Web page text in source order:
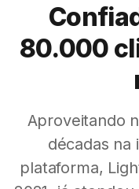
80.000
Aproveitando
décadas na
plataforma,